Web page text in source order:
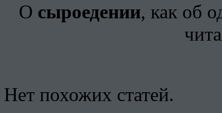
О сыроедении, как об
Нет похожих статей.